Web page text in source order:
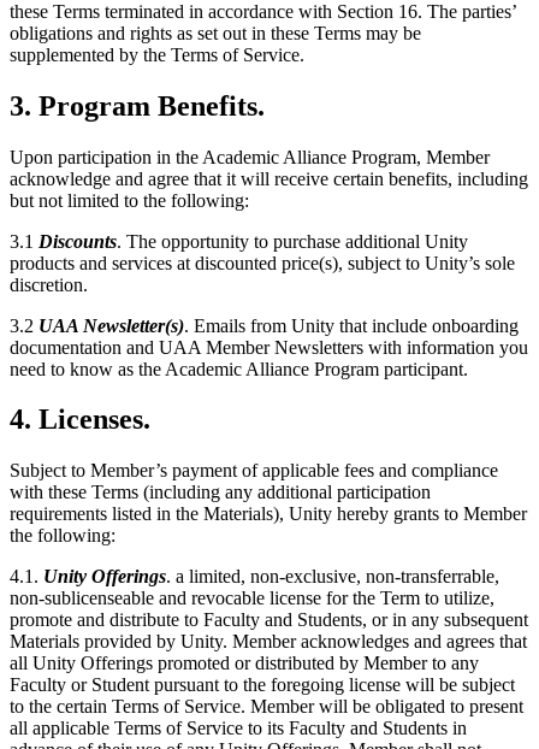
these Terms terminated in accordance with Section 16. The parties’
obligations and rights as set out in these Terms may be
supplemented by the Terms of Service.
3. Program Benefits.
Upon participation in the Academic Alliance Program, Member
acknowledge and agree that it will receive certain benefits, including
but not limited to the following:
3.1 Discounts. The opportunity to purchase additional Unity
products and services at discounted price(s), subject to Unity’s sole
discretion.
3.2 UAA Newsletter(s). Emails from Unity that include onboarding
documentation and UAA Member Newsletters with information you
need to know as the Academic Alliance Program participant.
4. Licenses.
Subject to Member’s payment of applicable fees and compliance
with these Terms (including any additional participation
requirements listed in the Materials), Unity hereby grants to Member
the following:
4.1. Unity Offerings. a limited, non-exclusive, non-transferrable,
non-sublicenseable and revocable license for the Term to utilize,
promote and distribute to Faculty and Students, or in any subsequent
Materials provided by Unity. Member acknowledges and agrees that
all Unity Offerings promoted or distributed by Member to any
Faculty or Student pursuant to the foregoing license will be subject
to the certain Terms of Service. Member will be obligated to present
all applicable Terms of Service to its Faculty and Students in